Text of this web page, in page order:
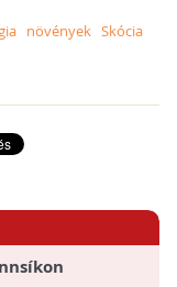
növények Skócia